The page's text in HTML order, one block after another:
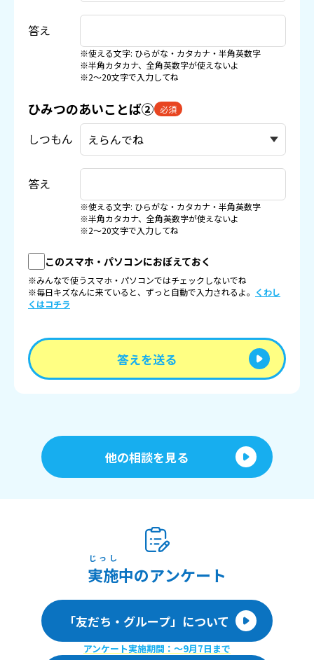
答え
※使える文字: ひらがな・カタカナ・半角英数字
※半角カタカナ、全角英数字が使えないよ
※2〜20文字で入力してね
ひみつのあいことば② 必須
しつもん
答え
※使える文字: ひらがな・カタカナ・半角英数字
※半角カタカナ、全角英数字が使えないよ
※2〜20文字で入力してね
このスマホ・パソコンにおぼえておく
※みんなで使うスマホ・パソコンではチェックしないでね
※毎日キズなんに来ていると、ずっと自動で入力されるよ。 くわし
くはコチラ
答えを送る
他の相談を見る
実施
じっし
中のアンケート
「友だち・グループ」について
アンケート実施期間：〜9月7日まで